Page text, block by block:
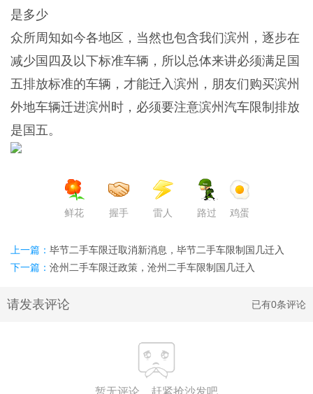
是多少
众所周知如今各地区，当然也包含我们滨州，逐步在
减少国四及以下标准车辆，所以总体来讲必须满足国
五排放标准的车辆，才能迁入滨州，朋友们购买滨州
外地车辆迁进滨州时，必须要注意滨州汽车限制排放
是国五。
鲜花 握手 雷人 路过 鸡蛋
上一篇： 毕节二手车限迁取消新消息，毕节二手车限制国几迁入
下一篇： 沧州二手车限迁政策，沧州二手车限制国几迁入
已有0条评论
请发表评论